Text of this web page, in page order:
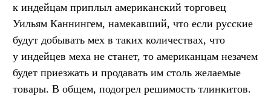
к индейцам приплыл американский торговец
Уильям Каннингем, намекавший, что если русские
будут добывать мех в таких количествах, что
у индейцев меха не станет, то американцам незачем
будет приезжать и продавать им столь желаемые
товары. В общем, подогрел решимость тлинкитов.